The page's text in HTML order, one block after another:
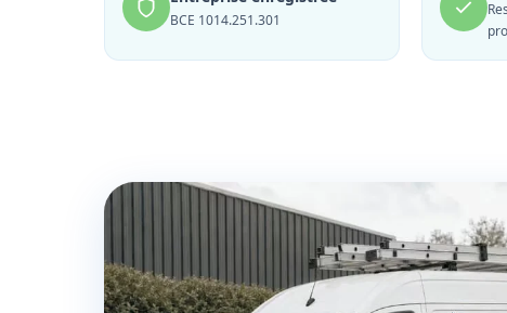
BCE 1014.251.301